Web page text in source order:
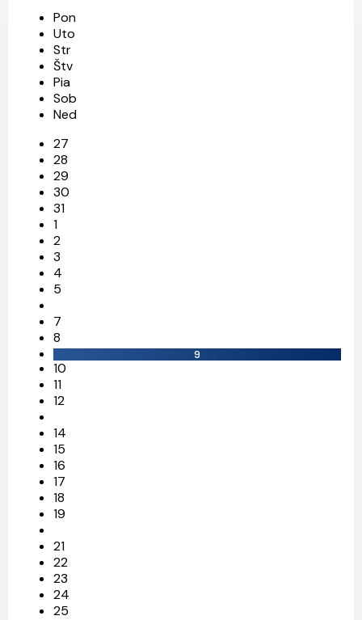
Pon
Uto
Str
Štv
Pia
Sob
Ned
27
28
29
30
31
1
2
3
4
5
7
8
9
10
11
12
14
15
16
17
18
19
21
22
23
24
25